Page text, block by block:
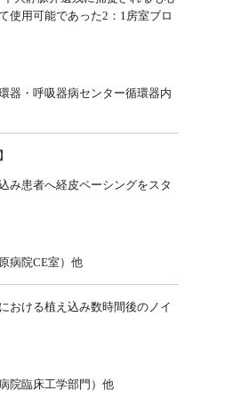
使用可能であった2：1房室ブロ
・呼吸器病センター循環器内
み患者へ経皮ペーシングをスタ
病院CE室）他
おける植え込み数時間後のノイ
院臨床工学部門）他